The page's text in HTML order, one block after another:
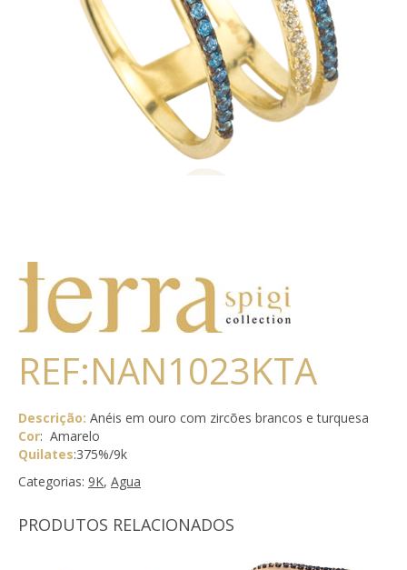
REF:NAN1023KTA
Descrição: Anéis em ouro com zircões brancos e turquesa
Cor: Amarelo
Quilates:375%/9k
Categorias: 9K, Agua
PRODUTOS RELACIONADOS